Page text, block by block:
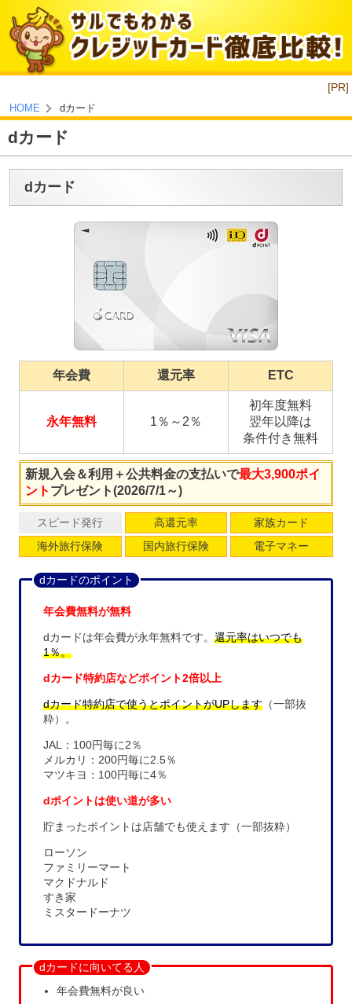
[PR]
HOME dカード
dカード
dカード
年会費 還元率 ETC
永年無料 1％～2％
初年度無料
翌年以降は
条件付き無料
新規入会＆利用＋公共料金の支払いで最大3,900ポイ
ント プレゼント(2026/7/1～)
スピード発行 高還元率
家族カード
海外旅行保険
国内旅行保険 電子マネー
dカードのポイント
年会費無料が無料
dカードは年会費が永年無料です。 還元率はいつでも
1％。
dカード特約店などポイント2倍以上
dカード特約店で使うとポイントがUPします（一部抜
粋）。
JAL：100円毎に2％
メルカリ：200円毎に2.5％
マツキヨ：100円毎に4％
dポイントは使い道が多い
貯まったポイントは店舗でも使えます（一部抜粋）
ローソン
ファミリーマート
マクドナルド
すき家
ミスタードーナツ
dカードに向いてる人
年会費無料が良い